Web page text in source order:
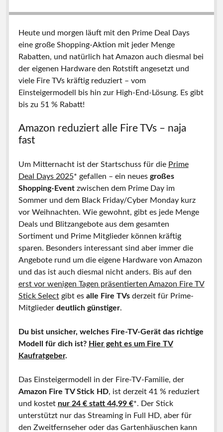
Heute und morgen läuft mit den Prime Deal Days
eine große Shopping-Aktion mit jeder Menge
Rabatten, und natürlich hat Amazon auch diesmal bei
der eigenen Hardware den Rotstift angesetzt und
viele Fire TVs kräftig reduziert – vom
Einsteigermodell bis hin zur High-End-Lösung. Es gibt
bis zu 51 % Rabatt!
Amazon reduziert alle Fire TVs – naja
fast
Um Mitternacht ist der Startschuss für die Prime
Deal Days 2025* gefallen – ein neues großes
Shopping-Eventzwischen dem Prime Day im
Sommer und dem Black Friday/Cyber Monday kurz
vor Weihnachten. Wie gewohnt, gibt es jede Menge
Deals und Blitzangebote aus dem gesamten
Sortiment und Prime Mitglieder können kräftig
sparen. Besonders interessant sind aber immer die
Angebote rund um die eigene Hardware von Amazon
und das ist auch diesmal nicht anders. Bis auf den
erst vor wenigen Tagen präsentierten Amazon Fire TV
Stick Selectgibt es alle Fire TVsderzeit für Prime-
Mitglieder deutlich günstiger.
Du bist unsicher, welches Fire-TV-Gerät das richtige
Modell für dich ist? Hier geht es um Fire TV
Kaufratgeber.
Das Einsteigermodell in der Fire-TV-Familie, der
Amazon Fire TV Stick HD, ist derzeit 41 % reduziert
und kostet nur 24 € statt 44,99 €*. Der Stick
unterstützt nur das Streaming in Full HD, aber für
den Zweitfernseher oder das Gartenhäuschen kann